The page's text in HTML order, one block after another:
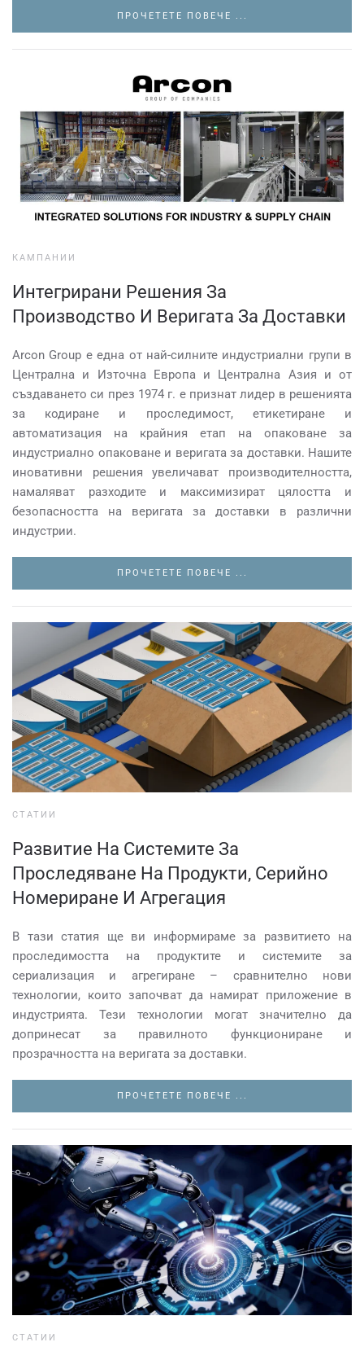
ПРОЧЕТЕТЕ ПОВЕЧЕ ...
КАМПАНИИ
Интегрирани Решения За
Производство И Веригата За Доставки
Arcon Group е една от най-силните индустриални групи в
Централна и Източна Европа и Централна Азия и от
създаването си през 1974 г. е признат лидер в решенията
за кодиране и проследимост, етикетиране и
автоматизация на крайния етап на опаковане за
индустриално опаковане и веригата за доставки. Нашите
иновативни решения увеличават производителността,
намаляват разходите и максимизират цялостта и
безопасността на веригата за доставки в различни
индустрии.
ПРОЧЕТЕТЕ ПОВЕЧЕ ...
СТАТИИ
Развитие На Системите За
Проследяване На Продукти, Серийно
Номериране И Агрегация
В тази статия ще ви информираме за развитието на
проследимостта на продуктите и системите за
сериализация и агрегиране – сравнително нови
технологии, които започват да намират приложение в
индустрията. Тези технологии могат значително да
допринесат за правилното функциониране и
прозрачността на веригата за доставки.
ПРОЧЕТЕТЕ ПОВЕЧЕ ...
СТАТИИ